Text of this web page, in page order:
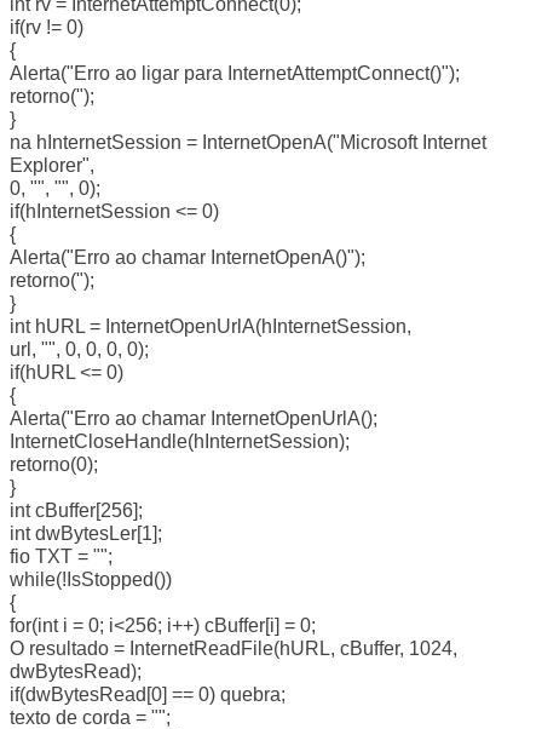
int rv = InternetAttemptConnect(0);
if(rv != 0)
{
Alerta("Erro ao ligar para InternetAttemptConnect()");
retorno(");
}
na hInternetSession = InternetOpenA("Microsoft Internet
Explorer",
0, "", "", 0);
if(hInternetSession <= 0)
{
Alerta("Erro ao chamar InternetOpenA()");
retorno(");
}
int hURL = InternetOpenUrlA(hInternetSession,
url, "", 0, 0, 0, 0);
if(hURL <= 0)
{
Alerta("Erro ao chamar InternetOpenUrlA();
InternetCloseHandle(hInternetSession);
retorno(0);
}
int cBuffer[256];
int dwBytesLer[1];
fio TXT = "";
while(!IsStopped())
{
for(int i = 0; i<256; i++) cBuffer[i] = 0;
O resultado = InternetReadFile(hURL, cBuffer, 1024,
dwBytesRead);
if(dwBytesRead[0] == 0) quebra;
texto de corda = "";